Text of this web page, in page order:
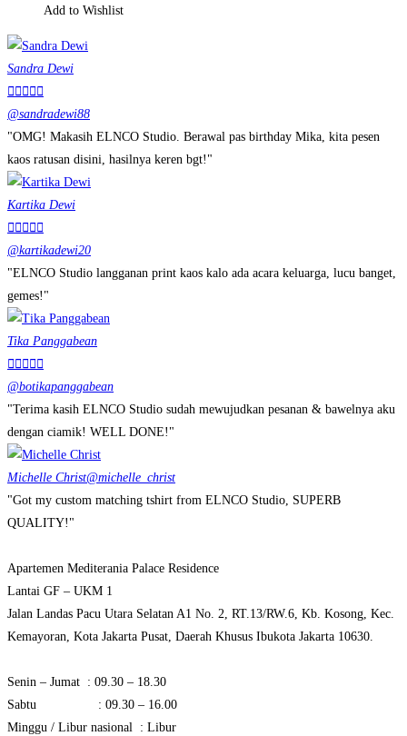
Add to Wishlist
Sandra Dewi
    
@sandradewi88
"OMG! Makasih ELNCO Studio. Berawal pas birthday Mika, kita pesen
kaos ratusan disini, hasilnya keren bgt!"
Kartika Dewi
    
@kartikadewi20
"ELNCO Studio langganan print kaos kalo ada acara keluarga, lucu banget,
gemes!"
Tika Panggabean
    
@botikapanggabean
"Terima kasih ELNCO Studio sudah mewujudkan pesanan & bawelnya aku
dengan ciamik! WELL DONE!"
Michelle Christ@michelle_christ
"Got my custom matching tshirt from ELNCO Studio, SUPERB
QUALITY!"
Apartemen Mediterania Palace Residence
Lantai GF – UKM 1
Jalan Landas Pacu Utara Selatan A1 No. 2, RT.13/RW.6, Kb. Kosong, Kec.
Kemayoran, Kota Jakarta Pusat, Daerah Khusus Ibukota Jakarta 10630.
Senin – Jumat : 09.30 – 18.30
Sabtu : 09.30 – 16.00
Minggu / Libur nasional : Libur